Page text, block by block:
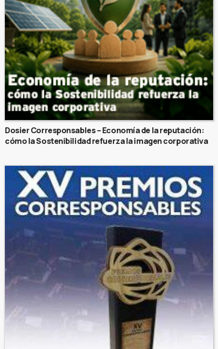
Dosier Corresponsables – Economía de la reputación:
cómo la Sostenibilidad refuerza la imagen corporativa